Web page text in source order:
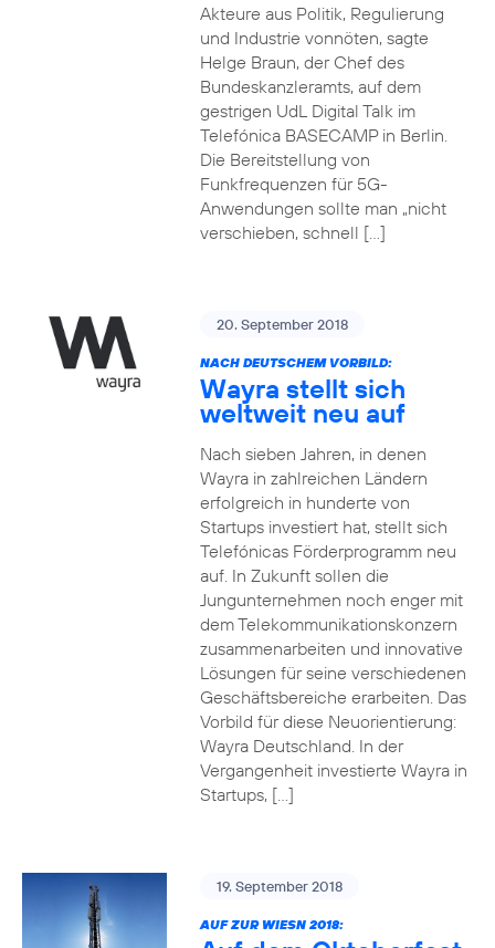
Akteure aus Politik, Regulierung
und Industrie vonnöten, sagte
Helge Braun, der Chef des
Bundeskanzleramts, auf dem
gestrigen UdL Digital Talk im
Telefónica BASECAMP in Berlin.
Die Bereitstellung von
Funkfrequenzen für 5G-
Anwendungen sollte man „nicht
verschieben, schnell […]
20. September 2018
NACH DEUTSCHEM VORBILD:
Wayra stellt sich
weltweit neu auf
Nach sieben Jahren, in denen
Wayra in zahlreichen Ländern
erfolgreich in hunderte von
Startups investiert hat, stellt sich
Telefónicas Förderprogramm neu
auf. In Zukunft sollen die
Jungunternehmen noch enger mit
dem Telekommunikationskonzern
zusammenarbeiten und innovative
Lösungen für seine verschiedenen
Geschäftsbereiche erarbeiten. Das
Vorbild für diese Neuorientierung:
Wayra Deutschland. In der
Vergangenheit investierte Wayra in
Startups, […]
19. September 2018
AUF ZUR WIESN 2018: